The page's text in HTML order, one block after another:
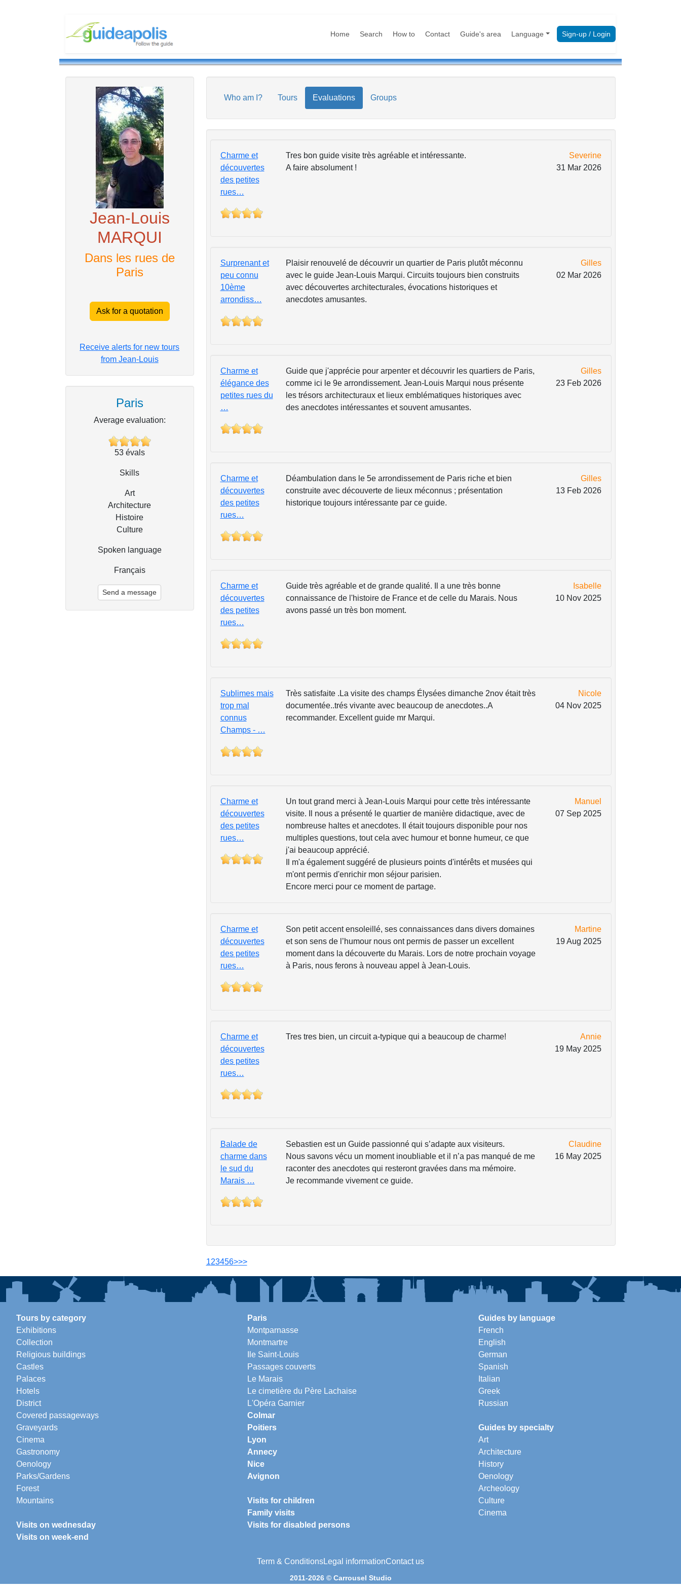
Home Search How to Contact Guide's area Language Sign-up / Login
Jean-Louis
MARQUI
Dans les rues de
Paris
Ask for a quotation
Receive alerts for new tours
from Jean-Louis
Paris
Average evaluation:
53évals
Skills
Art
Architecture
Histoire
Culture
Spoken language
Français
Send a message
Who am I? Tours Evaluations Groups
Charme et
découvertes
des petites
rues…
Tres bon guide visite très agréable et intéressante.
A faire absolument !
Severine
31 Mar 2026
Surprenant et
peu connu
10ème
arrondiss…
Plaisir renouvelé de découvrir un quartier de Paris plutôt méconnu
avec le guide Jean-Louis Marqui. Circuits toujours bien construits
avec découvertes architecturales, évocations historiques et
anecdotes amusantes.
Gilles
02 Mar 2026
Charme et
élégance des
petites rues du
…
Guide que j'apprécie pour arpenter et découvrir les quartiers de Paris,
comme ici le 9e arrondissement. Jean-Louis Marqui nous présente
les trésors architecturaux et lieux emblématiques historiques avec
des anecdotes intéressantes et souvent amusantes.
Gilles
23 Feb 2026
Charme et
découvertes
des petites
rues…
Déambulation dans le 5e arrondissement de Paris riche et bien
construite avec découverte de lieux méconnus ; présentation
historique toujours intéressante par ce guide.
Gilles
13 Feb 2026
Charme et
découvertes
des petites
rues…
Guide très agréable et de grande qualité. Il a une très bonne
connaissance de l'histoire de France et de celle du Marais. Nous
avons passé un très bon moment.
Isabelle
10 Nov 2025
Sublimes mais
trop mal
connus
Champs - …
Très satisfaite .La visite des champs Élysées dimanche 2nov était très
documentée..trés vivante avec beaucoup de anecdotes..A
recommander. Excellent guide mr Marqui.
Nicole
04 Nov 2025
Charme et
découvertes
des petites
rues…
Un tout grand merci à Jean-Louis Marqui pour cette très intéressante
visite. Il nous a présenté le quartier de manière didactique, avec de
nombreuse haltes et anecdotes. Il était toujours disponible pour nos
multiples questions, tout cela avec humour et bonne humeur, ce que
j'ai beaucoup apprécié.
Il m'a également suggéré de plusieurs points d'intérêts et musées qui
m'ont permis d'enrichir mon séjour parisien.
Encore merci pour ce moment de partage.
Manuel
07 Sep 2025
Charme et
découvertes
des petites
rues…
Son petit accent ensoleillé, ses connaissances dans divers domaines
et son sens de l’humour nous ont permis de passer un excellent
moment dans la découverte du Marais. Lors de notre prochain voyage
à Paris, nous ferons à nouveau appel à Jean-Louis.
Martine
19 Aug 2025
Charme et
découvertes
des petites
rues…
Tres tres bien, un circuit a-typique qui a beaucoup de charme!
Annie
19 May 2025
Balade de
charme dans
le sud du
Marais …
Sebastien est un Guide passionné qui s’adapte aux visiteurs.
Nous savons vécu un moment inoubliable et il n’a pas manqué de me
raconter des anecdotes qui resteront gravées dans ma mémoire.
Je recommande vivement ce guide.
Claudine
16 May 2025
123456>>>
Tours by category
Exhibitions
Collection
Religious buildings
Castles
Palaces
Hotels
District
Covered passageways
Graveyards
Cinema
Gastronomy
Oenology
Parks/Gardens
Forest
Mountains
Visits on wednesday
Visits on week-end
Paris
Montparnasse
Montmartre
Ile Saint-Louis
Passages couverts
Le Marais
Le cimetière du Père Lachaise
L'Opéra Garnier
Colmar
Poitiers
Lyon
Annecy
Nice
Avignon
Visits for children
Family visits
Visits for disabled persons
Guides by language
French
English
German
Spanish
Italian
Greek
Russian
Guides by specialty
Art
Architecture
History
Oenology
Archeology
Culture
Cinema
Term & ConditionsLegal informationContact us
2011-2026 © Carrousel Studio